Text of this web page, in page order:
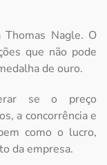
Thomas Nagle. O
que não pode
de ouro.
se o preço
a concorrência e
como o lucro,
da empresa.